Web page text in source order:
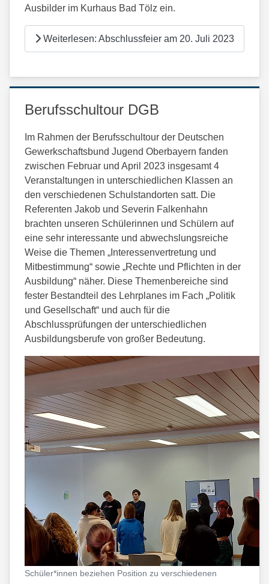
Ausbilder im Kurhaus Bad Tölz ein.
Weiterlesen: Abschlussfeier am 20. Juli 2023
Berufsschultour DGB
Im Rahmen der Berufsschultour der Deutschen
Gewerkschaftsbund Jugend Oberbayern fanden
zwischen Februar und April 2023 insgesamt 4
Veranstaltungen in unterschiedlichen Klassen an
den verschiedenen Schulstandorten satt. Die
Referenten Jakob und Severin Falkenhahn
brachten unseren Schülerinnen und Schülern auf
eine sehr interessante und abwechslungsreiche
Weise die Themen „Interessenvertretung und
Mitbestimmung“ sowie „Rechte und Pflichten in der
Ausbildung“ näher. Diese Themenbereiche sind
fester Bestandteil des Lehrplanes im Fach „Politik
und Gesellschaft“ und auch für die
Abschlussprüfungen der unterschiedlichen
Ausbildungsberufe von großer Bedeutung.
Schüler*innen beziehen Position zu verschiedenen